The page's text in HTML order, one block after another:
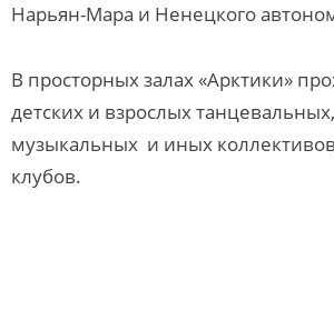
Нарьян-Мара и Ненецкого
В просторных залах «Арктики»
детских и взрослых
музыкальных и иных
клубов.